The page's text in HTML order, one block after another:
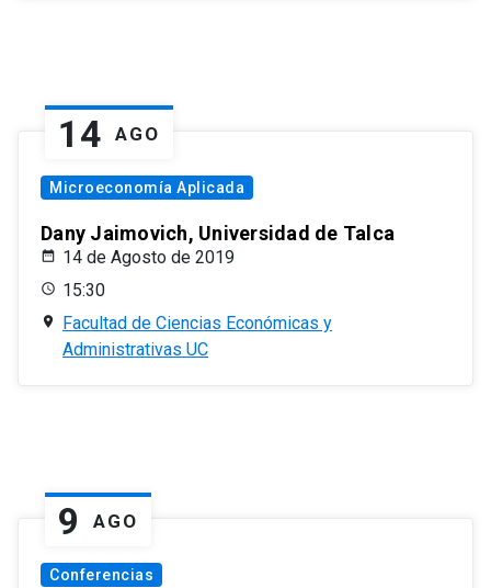
14 AGO
Microeconomía Aplicada
Dany Jaimovich, Universidad de Talca
14 de Agosto de 2019
15:30
Facultad de Ciencias Económicas y
Administrativas UC
9 AGO
Conferencias